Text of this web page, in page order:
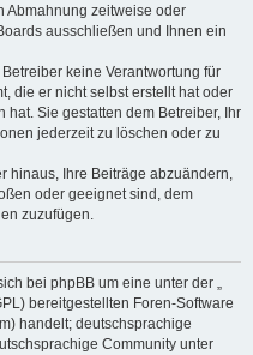
Abmahnung zeitweise oder
ausschließen und Ihnen ein
keine Verantwortung für
die er nicht selbst erstellt hat oder
Sie gestatten dem Betreiber, Ihr
jederzeit zu löschen oder zu
hinaus, Ihre Beiträge abzuändern,
oder geeignet sind, dem
zuzufügen.
bei phpBB um eine unter der „
bereitgestellten Foren-Software
handelt; deutschsprachige
Community unter